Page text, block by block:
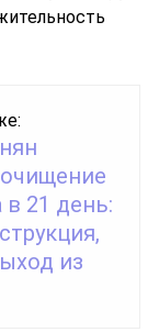
в 21 день:
из